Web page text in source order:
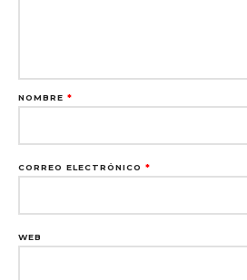
NOMBRE *
CORREO ELECTRÓNICO *
WEB